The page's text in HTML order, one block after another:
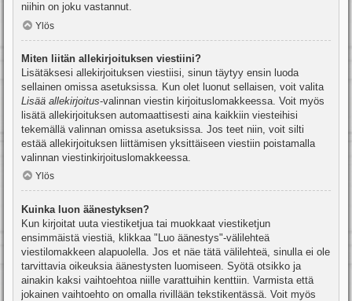
niihin on joku vastannut.
Ylös
Miten liitän allekirjoituksen viestiini?
Lisätäksesi allekirjoituksen viestiisi, sinun täytyy ensin luoda
sellainen omissa asetuksissa. Kun olet luonut sellaisen, voit valita
Lisää allekirjoitus-valinnan viestin kirjoituslomakkeessa. Voit myös
lisätä allekirjoituksen automaattisesti aina kaikkiin viesteihisi
tekemällä valinnan omissa asetuksissa. Jos teet niin, voit silti
estää allekirjoituksen liittämisen yksittäiseen viestiin poistamalla
valinnan viestinkirjoituslomakkeessa.
Ylös
Kuinka luon äänestyksen?
Kun kirjoitat uuta viestiketjua tai muokkaat viestiketjun
ensimmäistä viestiä, klikkaa "Luo äänestys"-välilehteä
viestilomakkeen alapuolella. Jos et näe tätä välilehteä, sinulla ei ole
tarvittavia oikeuksia äänestysten luomiseen. Syötä otsikko ja
ainakin kaksi vaihtoehtoa niille varattuihin kenttiin. Varmista että
jokainen vaihtoehto on omalla rivillään tekstikentässä. Voit myös